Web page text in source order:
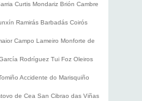
Curtis Mondariz Brión Cambre
Ramirás Barbadás Coirós
Campo Lameiro Monforte de
Rodríguez Tui Foz Oleiros
Accidente do Marisquiño
de Cea San Cibrao das Viñas